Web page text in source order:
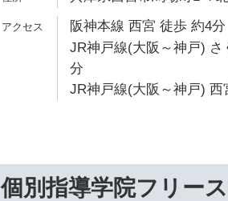
阪神本線 西宮 徒歩 約4分
JR神戸線(大阪～神戸) さ
分
JR神戸線(大阪～神戸) 西
個別指導学院フリー